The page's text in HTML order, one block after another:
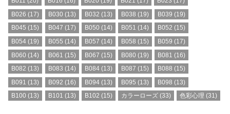
B026 (17) B030 (13) B032 (13) B038 (19) B039 (19)
B045 (15) B047 (17) B050 (14) B051 (14) B052 (15)
B054 (19) B055 (14) B057 (14) B058 (15) B059 (17)
B060 (14) B061 (15) B067 (15) B080 (19) B081 (16)
B082 (13) B083 (14) B084(13) B087 (15) B088 (15)
B091 (13) B092 (16) B094(13) B095 (13) B098 (13)
B100 (13) B101 (13) B102 (15) カラーローズ (33) 色彩心理 (31)